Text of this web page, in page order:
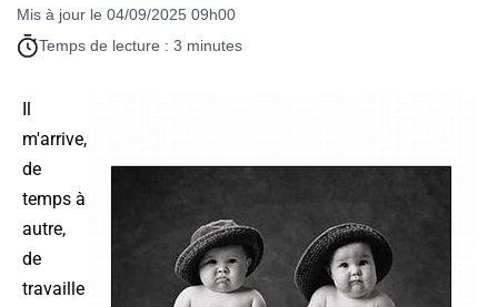
Mis à jour le 04/09/2025 09h00
Temps de lecture : 3 minutes
m'arrive,
de
temps à
autre,
de
travaille